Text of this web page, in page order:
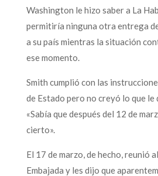
Washington le hizo saber a La
permitiría ninguna otra entrega
a su país mientras la situación
ese momento.
Smith cumplió con las
de Estado pero no creyó lo que le
«Sabía que después del 12 de
cierto».
El 17 de marzo, de hecho, reunió
Embajada y les dijo que